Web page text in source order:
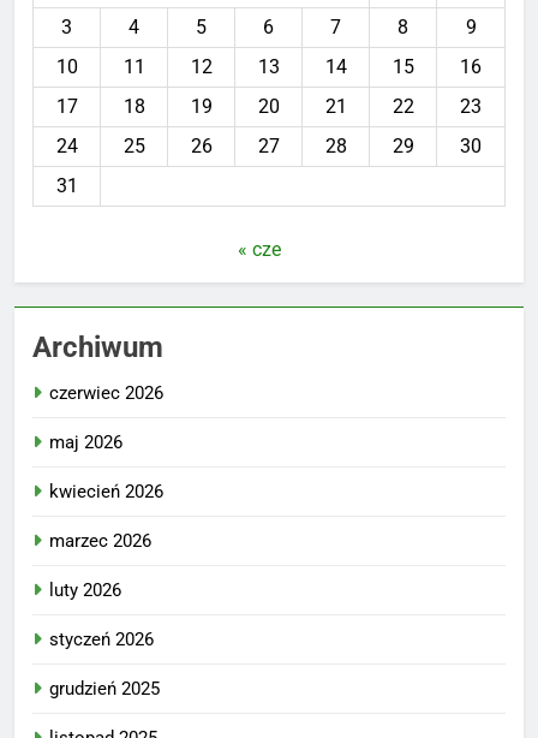
3
4 5 6 7 8
9
10
11 12 13 14 15
16
17
18 19 20 21 22
23
24
25 26 27 28 29
30
31
« cze
Archiwum
czerwiec 2026
maj 2026
kwiecień 2026
marzec 2026
luty 2026
styczeń 2026
grudzień 2025